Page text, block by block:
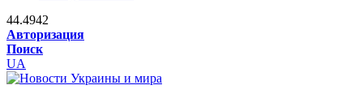
44.4942
Авторизация
Поиск
UA